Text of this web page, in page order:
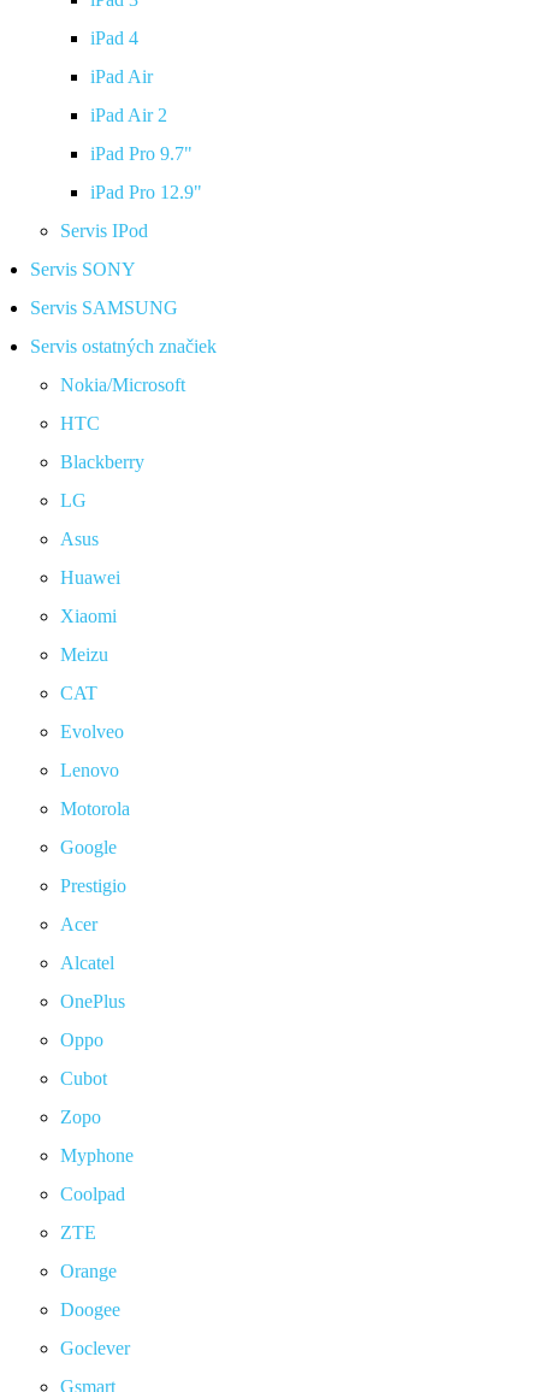
iPad 4
iPad Air
iPad Air 2
iPad Pro 9.7"
iPad Pro 12.9"
Servis IPod
Servis SONY
Servis SAMSUNG
Servis ostatných značiek
Nokia/Microsoft
HTC
Blackberry
LG
Asus
Huawei
Xiaomi
Meizu
CAT
Evolveo
Lenovo
Motorola
Google
Prestigio
Acer
Alcatel
OnePlus
Oppo
Cubot
Zopo
Myphone
Coolpad
ZTE
Orange
Doogee
Goclever
Gsmart